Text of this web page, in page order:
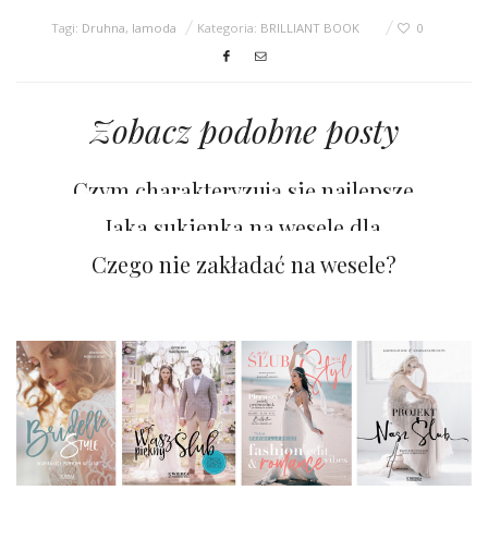
Tagi: Druhna, lamoda Kategoria: BRILLIANT BOOK 0
Zobacz podobne posty
Czym charakteryzują się najlepsze
sukienki na wesele?
Jaka sukienka na wesele dla
świadkowej?
Czego nie zakładać na wesele?